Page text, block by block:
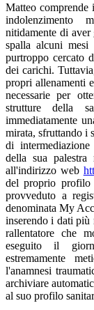
Matteo comprende
indolenzimento
nitidamente di
spalla alcuni mesi
purtroppo cercato
dei carichi.
propri allenamenti
necessarie per
strutture della
immediatamente
mirata, sfruttando i
di
della sua palestra
all'indirizzo web
del proprio profilo
provveduto a
denominata My
inserendo i dati più
rallentatore che
eseguito il
estremamente
l'anamnesi
archiviare
al suo profilo